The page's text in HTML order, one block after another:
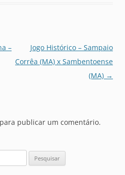
–
Jogo Histórico – Sampaio
Corrêa (MA) x Sambentoense
(MA) →
para publicar um comentário.